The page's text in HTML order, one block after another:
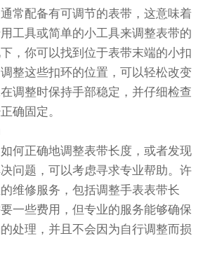
配备有可调节的表带，这意味着
工具或简单的小工具来调整表带的
，你可以找到位于表带末端的小扣
整这些扣环的位置，可以轻松改变
调整时保持手部稳定，并仔细检查
确固定。
正确地调整表带长度，或者发现
问题，可以考虑寻求专业帮助。许
维修服务，包括调整手表表带长
一些费用，但专业的服务能够确保
处理，并且不会因为自行调整而损